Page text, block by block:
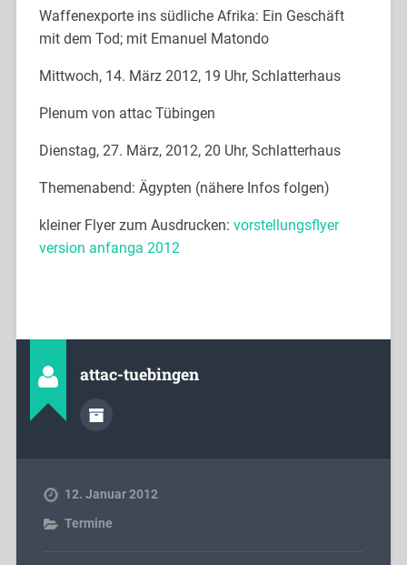
Waffenexporte ins südliche Afrika: Ein Geschäft
mit dem Tod; mit Emanuel Matondo
Mittwoch, 14. März 2012, 19 Uhr, Schlatterhaus
Plenum von attac Tübingen
Dienstag, 27. März, 2012, 20 Uhr, Schlatterhaus
Themenabend: Ägypten (nähere Infos folgen)
kleiner Flyer zum Ausdrucken: vorstellungsflyer
version anfanga 2012
attac-tuebingen
12. Januar 2012
Termine